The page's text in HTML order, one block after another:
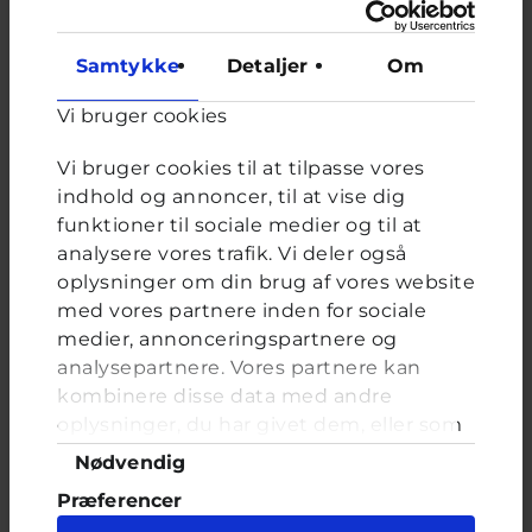
Samtykke Detaljer Om
Vi bruger cookies
Vi bruger cookies til at tilpasse vores
indhold og annoncer, til at vise dig
funktioner til sociale medier og til at
analysere vores trafik. Vi deler også
oplysninger om din brug af vores website
med vores partnere inden for sociale
medier, annonceringspartnere og
analysepartnere. Vores partnere kan
kombinere disse data med andre
oplysninger, du har givet dem, eller som
de har indsamlet fra din brug af deres
tjenester. Du samtykker til vores cookies,
hvis du fortsætter med at anvende vores
Samtykkevalg
Nødvendig
Præferencer
Afstemning
Har du nogensinde tænkt, at du ikke er god nok?
Valgmuligheder
Hver eneste dag
Nogle gange
Det ved jeg ikke rigtig
Sender nudes til kæresten